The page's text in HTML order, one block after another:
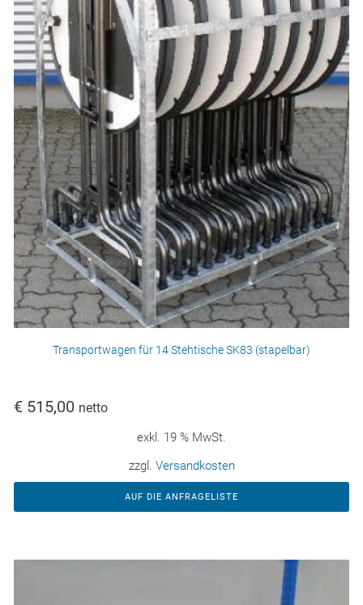
Transportwagen für 14 Stehtische SK83 (stapelbar)
€ 515,00 netto
exkl. 19 % MwSt.
zzgl. Versandkosten
AUF DIE ANFRAGELISTE